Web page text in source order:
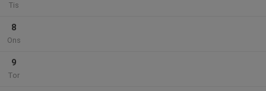
Tis
8
Ons
9
Tor